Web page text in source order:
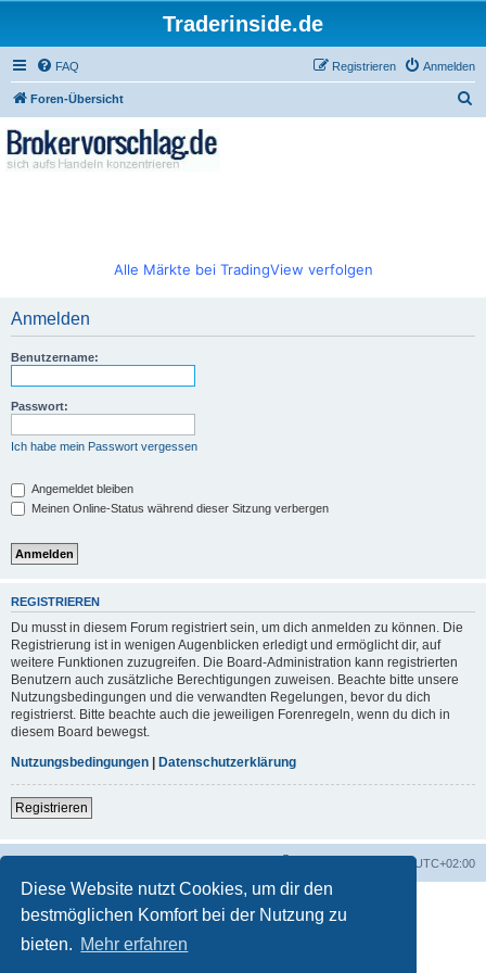
Diese Website nutzt Cookies, um dir den
bestmöglichen Komfort bei der Nutzung zu
bieten. Mehr erfahren
Traderinside.de
FAQ Anmelden
Registrieren
Foren-Übersicht
Alle Märkte bei TradingView verfolgen
Anmelden
Benutzername:
Passwort:
Ich habe mein Passwort vergessen
Angemeldet bleiben
Meinen Online-Status während dieser Sitzung verbergen
REGISTRIEREN
Du musst in diesem Forum registriert sein, um dich anmelden zu können. Die
Registrierung ist in wenigen Augenblicken erledigt und ermöglicht dir, auf
weitere Funktionen zuzugreifen. Die Board-Administration kann registrierten
Benutzern auch zusätzliche Berechtigungen zuweisen. Beachte bitte unsere
Nutzungsbedingungen und die verwandten Regelungen, bevor du dich
registrierst. Bitte beachte auch die jeweiligen Forenregeln, wenn du dich in
diesem Board bewegst.
Nutzungsbedingungen | Datenschutzerklärung
Registrieren
UTC+02:00